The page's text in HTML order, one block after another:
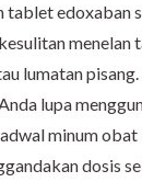
tablet edoxaban
menelan
lumatan
lupa
minum
dosis